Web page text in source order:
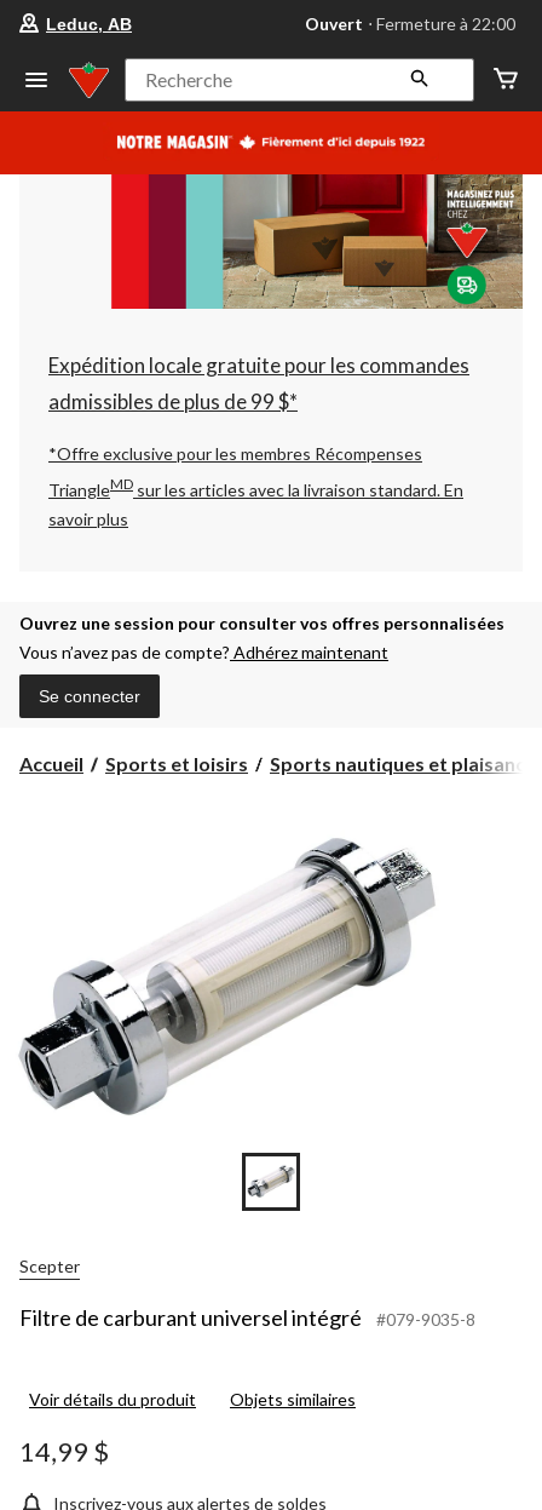
votre
préféré
Leduc,
AB,
courament
Fermeture
à
22:00
cliquer
pour
changer
Leduc, AB Ouvert ⋅ Fermeture à 22:00
Recherche
Expédition locale gratuite pour les commandes
admissibles de plus de 99 $*
*Offre exclusive pour les membres Récompenses
TriangleMD sur les articles avec la livraison standard.En
savoir plus
Ouvrez une session pour consulter vos offres personnalisées
Vous n’avez pas de compte? Adhérez maintenant
Se connecter
Accueil Sports et loisirs Sports nautiques et plaisanc...
Scepter
Filtre de carburant universel intégré #079-9035-8
Voir détails du produit Objets similaires
14,99 $
Inscrivez-vous aux alertes de soldes